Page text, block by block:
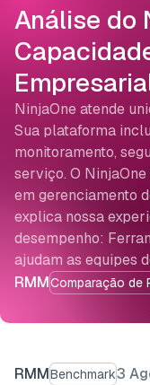
Análise do
RMMComparação de
NinjaOne atende
Sua plataforma
monitoramento,
serviço. O
em gerenciamento
explica nossa
desempenho:
ajudam as equipes
RMMBenchmark3